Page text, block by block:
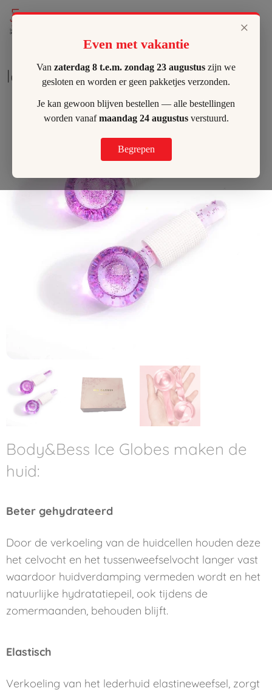
Ice Globes
Body&Bess Ice Globes maken de
huid:
Beter gehydrateerd
Door de verkoeling van de huidcellen houden deze
het celvocht en het tussenweefselvocht langer vast
waardoor huidverdamping vermeden wordt en het
natuurlijke hydratatiepeil, ook tijdens de
zomermaanden, behouden blijft.
Elastisch
Verkoeling van het lederhuid elastineweefsel, zorgt
×
Even met vakantie
Van zaterdag 8 t.e.m. zondag 23 augustus zijn we
gesloten en worden er geen pakketjes verzonden.
Je kan gewoon blijven bestellen — alle bestellingen
worden vanafmaandag 24 augustusverstuurd.
Begrepen